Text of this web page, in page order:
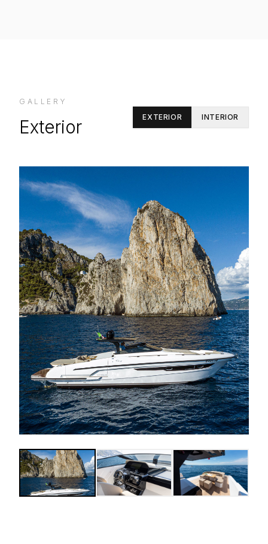
GALLERY
Exterior EXTERIOR INTERIOR